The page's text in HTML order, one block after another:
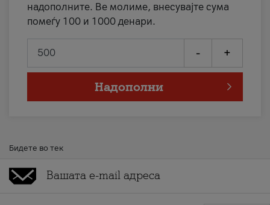
надополните. Ве молиме, внесувајте сума
помеѓу 100 и 1000 денари.
- +
Надополни
Бидете во тек